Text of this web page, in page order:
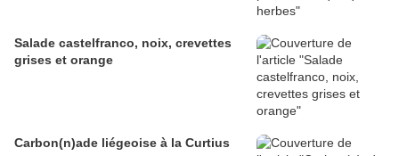
Salade castelfranco, noix, crevettes
grises et orange
Carbon(n)ade liégeoise à la Curtius